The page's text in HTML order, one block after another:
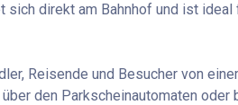
direkt am Bahnhof und ist
Reisende und Besucher von
den Parkscheinautomaten